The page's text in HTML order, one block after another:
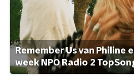
Remember Us van Philine
week NPO Radio 2